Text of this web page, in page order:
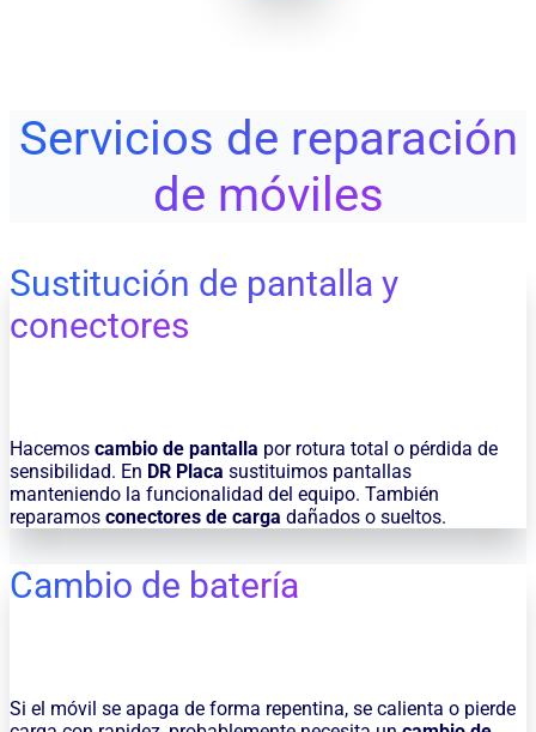
Servicios de reparación
de móviles
Sustitución de pantalla y
conectores
Hacemos cambio de pantalla por rotura total o pérdida de
sensibilidad. En DR Placa sustituimos pantallas
manteniendo la funcionalidad del equipo. También
reparamos conectores de carga dañados o sueltos.
Cambio de batería
Si el móvil se apaga de forma repentina, se calienta o pierde